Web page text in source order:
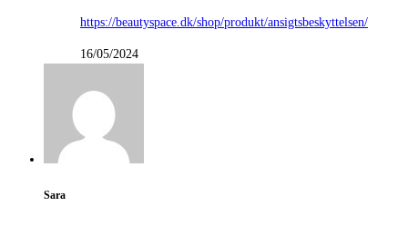
https://beautyspace.dk/shop/produkt/ansigtsbeskyttelsen/
16/05/2024
Sara